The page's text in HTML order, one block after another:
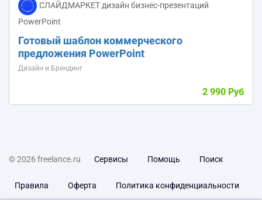
СЛАЙДМАРКЕТ дизайн бизнес-презентаций
PowerPoint
Готовый шаблон коммерческого
предложения PowerPoint
Дизайн и Брендинг
2 990 Руб
© 2026 freelance.ru Сервисы Помощь Поиск
Правила Оферта Политика конфиденциальности